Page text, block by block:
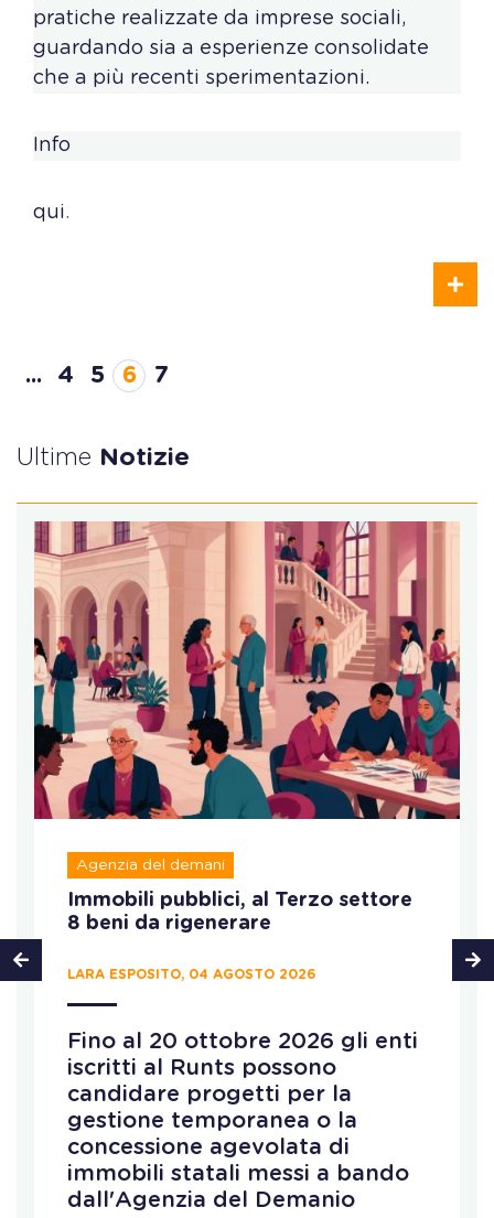
pratiche realizzate da imprese sociali,
guardando sia a esperienze consolidate
che a più recenti sperimentazioni.
Info
qui.
... 4 5 6 7
Ultime Notizie
Agenzia del demani
Immobili pubblici, al Terzo settore
8 beni da rigenerare
LARA ESPOSITO, 04 AGOSTO 2026
Fino al 20 ottobre 2026 gli enti
iscritti al Runts possono
candidare progetti per la
gestione temporanea o la
concessione agevolata di
immobili statali messi a bando
dall'Agenzia del Demanio